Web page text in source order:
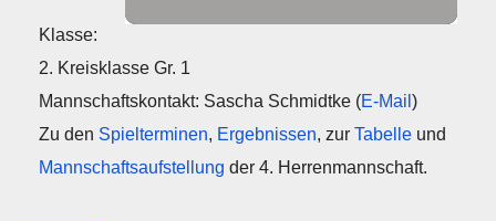
Klasse:
2. Kreisklasse Gr. 1
Mannschaftskontakt: Sascha Schmidtke (E-Mail )
Zu den Spielterminen, Ergebnissen, zur Tabelle und
Mannschaftsaufstellung der 4. Herrenmannschaft.